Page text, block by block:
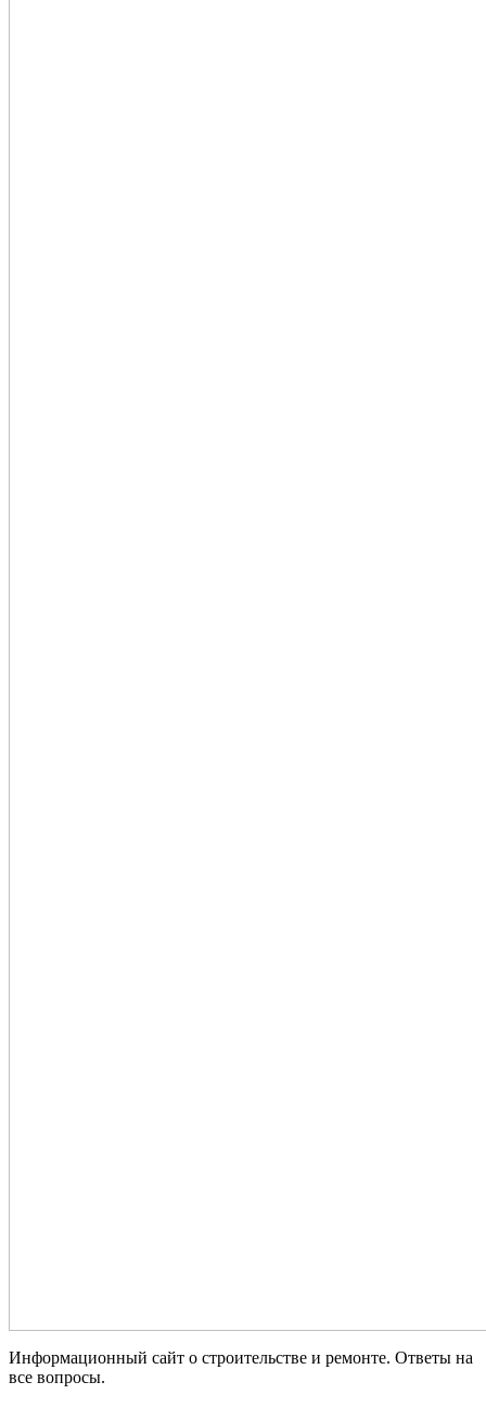
Информационный сайт о строительстве и ремонте. Ответы на
все вопросы.